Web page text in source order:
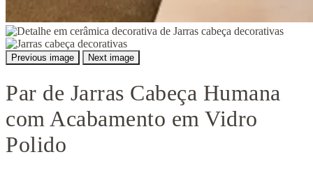
Previous image Next image
Par de Jarras Cabeça Humana
com Acabamento em Vidro
Polido